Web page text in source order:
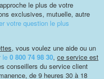
le plus de votre
exclusives, mutuelle, autre
votre question le plus
, vous voulez une aide ou un
le 0 800 74 98 30, ce service est
conseillers du service client
de 9 heures 30 à 18